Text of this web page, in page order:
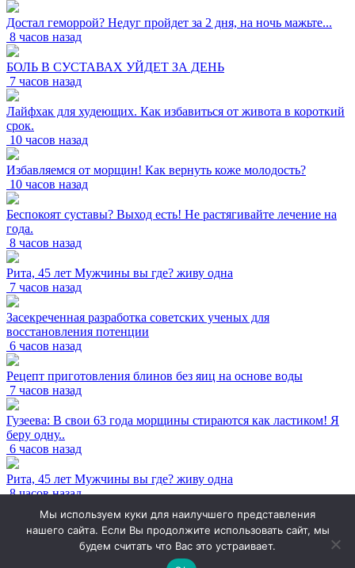
Достал геморрой? Недуг пройдет за 2 дня, на ночь мажьте...
8 часов назад
БОЛЬ В СУСТАВАХ УЙДЕТ ЗА ДЕНЬ
7 часов назад
Лайфхак для худеющих. Как избавиться от живота в короткий
срок.
10 часов назад
Избавляемся от морщин! Как вернуть коже молодость?
10 часов назад
Беспокоят суставы? Выход есть! Не растягивайте лечение на
года.
8 часов назад
Рита, 45 лет Мужчины вы где? живу одна
7 часов назад
Засекреченная разработка советских ученых для
восстановления потенции
6 часов назад
Рецепт приготовления блинов без яиц на основе воды
7 часов назад
Гузеева: В свои 63 года морщины стираются как ластиком! Я
беру одну..
6 часов назад
Рита, 45 лет Мужчины вы где? живу одна
8 часов назад
Засекреченная разработка советских ученых для
восстановления потенции
9 часов назад
Мы используем куки для наилучшего представления
нашего сайта. Если Вы продолжите использовать сайт, мы
будем считать что Вас это устраивает.